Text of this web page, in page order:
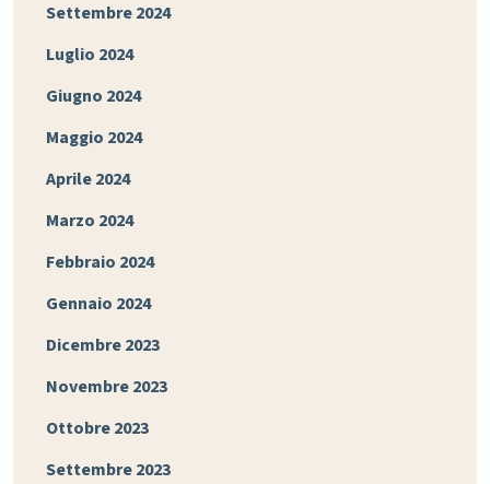
Settembre 2024
Luglio 2024
Giugno 2024
Maggio 2024
Aprile 2024
Marzo 2024
Febbraio 2024
Gennaio 2024
Dicembre 2023
Novembre 2023
Ottobre 2023
Settembre 2023